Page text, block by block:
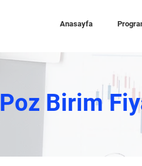
Anasayfa
Poz Birim